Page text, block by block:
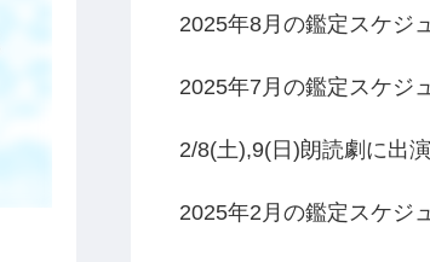
2025年8月の鑑定スケジ
2025年7月の鑑定スケジ
2/8(土),9(日)朗読劇に出
2025年2月の鑑定スケジ